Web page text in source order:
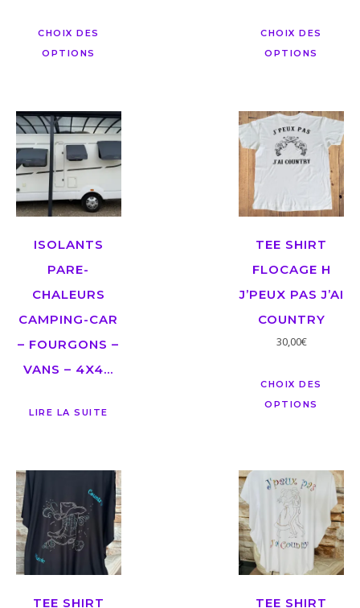
CHOIX DES
OPTIONS
CHOIX DES
OPTIONS
ISOLANTS
PARE-
CHALEURS
CAMPING-CAR
– FOURGONS –
VANS – 4X4…
LIRE LA SUITE
TEE SHIRT
FLOCAGE H
J’PEUX PAS J’AI
COUNTRY
30,00€
CHOIX DES
OPTIONS
TEE SHIRT
TEE SHIRT